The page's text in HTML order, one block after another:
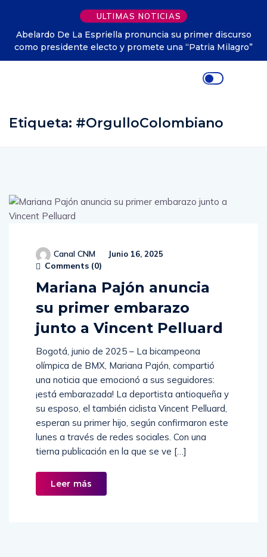
ULTIMAS NOTICIAS
Abelardo De La Espriella pronuncia su primer discurso
como presidente electo y promete una “Patria Milagro”
Etiqueta: #OrgulloColombiano
Canal CNM Junio 16, 2025
Comments (0)
Mariana Pajón anuncia
su primer embarazo
junto a Vincent Pelluard
Bogotá, junio de 2025 – La bicampeona
olímpica de BMX, Mariana Pajón, compartió
una noticia que emocionó a sus seguidores:
¡está embarazada! La deportista antioqueña y
su esposo, el también ciclista Vincent Pelluard,
esperan su primer hijo, según confirmaron este
lunes a través de redes sociales. Con una
tierna publicación en la que se ve […]
Leer más